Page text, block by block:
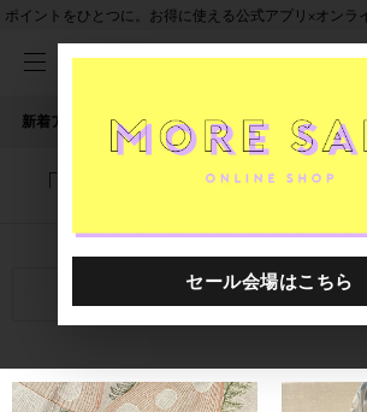
ポイントをひとつに。お得に使える公式アプリ×オンラ
新着アイテム 人気ワード セール 40th限
「0000605.8881091.1093」
関連キーワード